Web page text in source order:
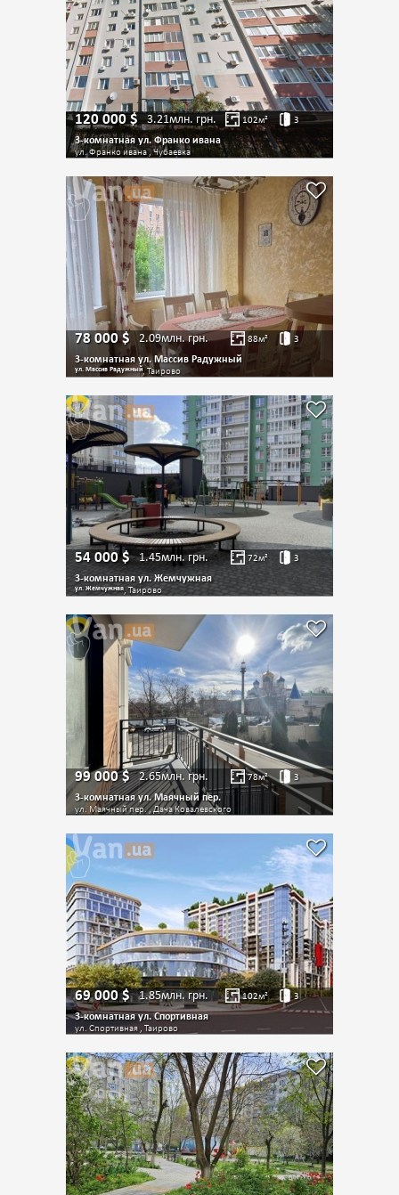
120 000$ 3.21млн. грн. 102м² 3
3-комнатная ул. Франко ивана
ул. Франко ивана , Чубаевка
78 000$ 2.09млн.грн. 88м² 3
3-комнатная ул. Массив Радужный
ул. Массив Радужный, Таирово
54 000$ 1.45млн.грн. 72м² 3
3-комнатная ул. Жемчужная
ул. Жемчужная, Таирово
99 000$ 2.65млн. грн. 78м² 3
3-комнатная ул. Маячный пер.
ул. Маячный пер. , Дача Ковалевского
69 000$ 1.85млн. грн. 102м² 3
3-комнатная ул. Спортивная
ул. Спортивная , Таирово